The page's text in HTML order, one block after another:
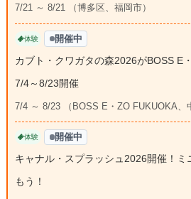
7/21 ～ 8/21 （博多区、福岡市）
体験 開催中
カブト・クワガタの森2026がBOSS E
7/4～8/23開催
7/4 ～ 8/23 （BOSS E・ZO FUKUOKA、
体験 開催中
キャナル・スプラッシュ2026開催！ミ
もう！